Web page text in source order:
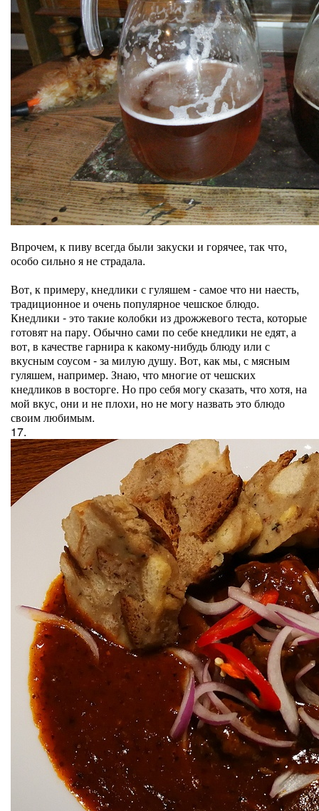
Впрочем, к пиву всегда были закуски и горячее, так что,
особо сильно я не страдала.
Вот, к примеру, кнедлики с гуляшем - самое что ни наесть,
традиционное и очень популярное чешское блюдо.
Кнедлики - это такие колобки из дрожжевого теста, которые
готовят на пару. Обычно сами по себе кнедлики не едят, а
вот, в качестве гарнира к какому-нибудь блюду или с
вкусным соусом - за милую душу. Вот, как мы, с мясным
гуляшем, например. Знаю, что многие от чешских
кнедликов в восторге. Но про себя могу сказать, что хотя, на
мой вкус, они и не плохи, но не могу назвать это блюдо
своим любимым.
17.